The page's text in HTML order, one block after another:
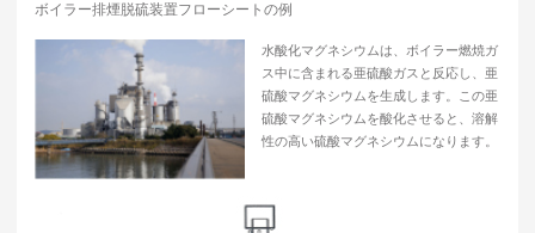
ボイラー排煙脱硫装置フローシートの例
水酸化マグネシウムは、ボイラー燃焼ガ
ス中に含まれる亜硫酸ガスと反応し、亜
硫酸マグネシウムを生成します。この亜
硫酸マグネシウムを酸化させると、溶解
性の高い硫酸マグネシウムになります。